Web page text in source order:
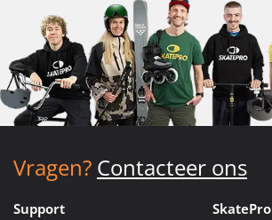
Vragen? Contacteer ons
Support SkatePro